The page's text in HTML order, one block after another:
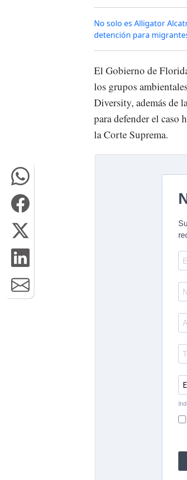
No solo es Alligator
detención para
El Gobierno de
los grupos
Diversity, además de
para defender el caso
la Corte Suprema.